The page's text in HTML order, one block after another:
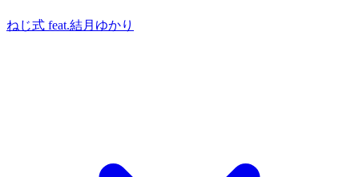
ねじ式 feat.結月ゆかり